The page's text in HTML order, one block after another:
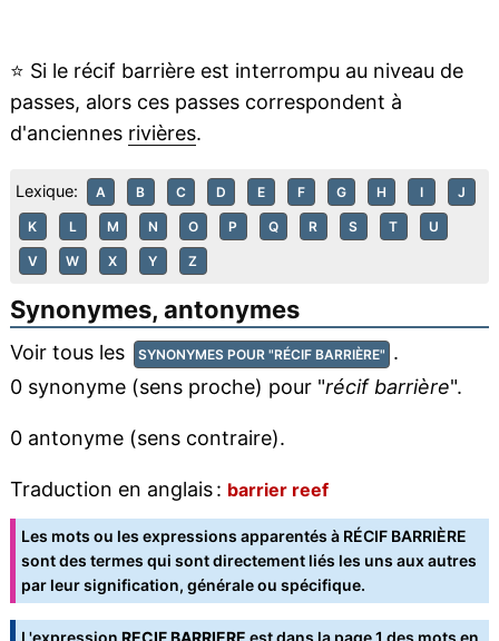
⭐ Si le récif barrière est interrompu au niveau de
passes, alors ces passes correspondent à
d'anciennes rivières.
Lexique: A B C D E F G H I J
K L M N O P Q R S T U
V W X Y Z
Synonymes, antonymes
Voir tous les SYNONYMES POUR "RÉCIF BARRIÈRE" .
0 synonyme (sens proche) pour "récif barrière".
0 antonyme (sens contraire).
Traduction en anglais : barrier reef
Les mots ou les expressions apparentés à RÉCIF BARRIÈRE
sont des termes qui sont directement liés les uns aux autres
par leur signification, générale ou spécifique.